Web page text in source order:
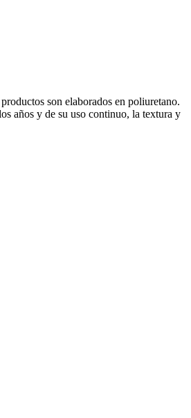
son elaborados en poliuretano.
años y de su uso continuo, la textura y